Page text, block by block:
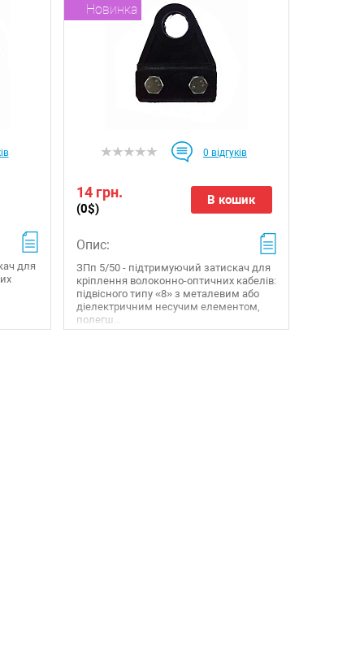
для
Новинка
0 відгуків
14 грн.
(0$)
В кошик
Опис:
ЗПп 5/50 - підтримуючий затискач для
кріплення волоконно-оптичних кабелів:
підвісного типу «8» з металевим або
діелектричним несучим елементом,
полегш...